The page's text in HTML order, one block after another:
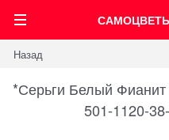
Назад
*Серьги Белый
501-1120-